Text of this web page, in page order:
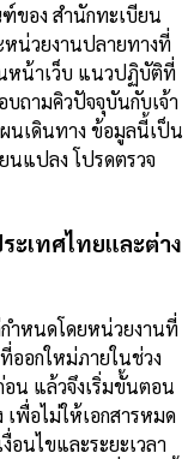
ของ สำนักทะเบียน
หน่วยงานปลายทางที่
นหน้าเว็บ แนวปฏิบัติที่
ถามคิวปัจจุบันกับเจ้า
นเดินทาง ข้อมูลนี้เป็น
นแปลง โปรดตรวจ
ะเทศไทยและต่าง
ำหนดโดยหน่วยงานที่
ออกใหม่ภายในช่วง
อน แล้วจึงเริ่มขั้นตอน
พื่อไม่ให้เอกสารหมด
อนไขและระยะเวลา